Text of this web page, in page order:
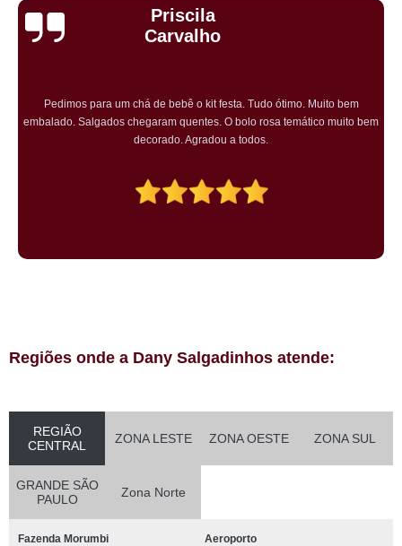
Cristiane Dramali de
Oliveira
Adorei os salgadinhos tradicionais e os vegetarianos que encomendei
para o aniversário da minha mãe! Todos os convidados gostaram muito! O
preço também foi excelente e tornarei a encomendar!
Regiões onde a Dany Salgadinhos atende:
REGIÃO
CENTRAL
ZONA LESTE ZONA OESTE ZONA SUL
GRANDE SÃO
PAULO
Zona Norte
Fazenda Morumbi Aeroporto